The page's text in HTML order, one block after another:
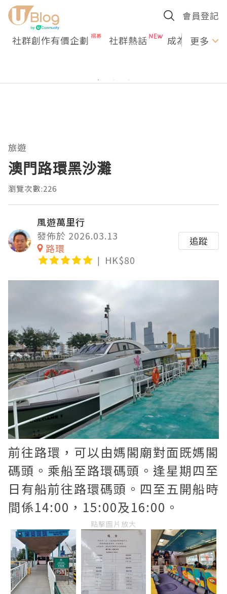
會員登記
社群創作有價企劃 社群熱話 成為U更多
旅遊
澳門路環黑沙灘
瀏覽次數:226
風遊萬里行
發佈於 2026.03.13
路環
HK$80
追蹤
前往路環，可以由媽閣廟對面既媽閣
碼頭。乘船至路環碼頭。逢星期四至
日有船前往路環碼頭。四至五開船時
間係14:00，15:00及16:00。
點擊圖片放大